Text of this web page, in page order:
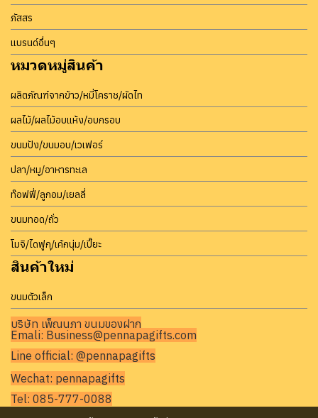
ภัสสร
แบรนด์อื่นๆ
หมวดหมู่สินค้า
ผลิตภัณฑ์จากข้าว/หมี่โคราช/ผัดไท
ผลไม้/ผลไม้อบแห้ง/อบกรอบ
ขนมปัง/ขนมอบ/เวเฟอร์
ปลา/หมู/อาหารทะเล
ท๊อฟฟี่/ลูกอม/เยลลี่
ขนมทอด/ถั่ว
โมจิ/ไดฟูกุ/เค้กนุ่ม/เปี๊ยะ
สินค้าใหม่
ขนมตัวเล็ก
บริษัท เพ็ญนภา ขนมของฝาก
Emali: Business@pennapagifts.com
Line official: @pennapagifts
Wechat: pennapagifts
Tel: 085-777-0088